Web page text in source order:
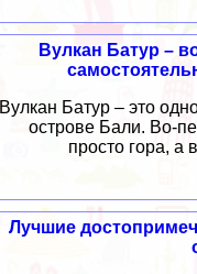
Вулкан Батур –
Вулкан Батур – это
острове Бали. Во-
просто гора, а
Лучшие